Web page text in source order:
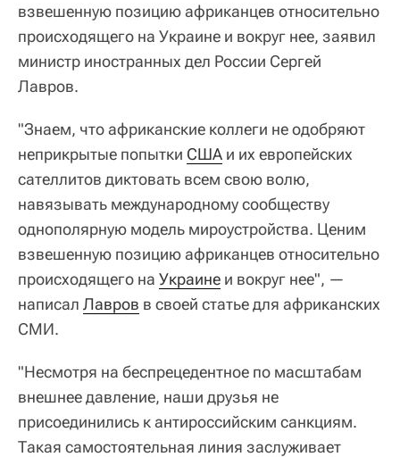
взвешенную позицию африканцев относительно
происходящего на Украине и вокруг нее, заявил
министр иностранных дел России Сергей
Лавров.
"Знаем, что африканские коллеги не одобряют
неприкрытые попытки США и их европейских
сателлитов диктовать всем свою волю,
навязывать международному сообществу
однополярную модель мироустройства. Ценим
взвешенную позицию африканцев относительно
происходящего на Украине и вокруг нее", —
написал Лавров в своей статье для африканских
СМИ.
"Несмотря на беспрецедентное по масштабам
внешнее давление, наши друзья не
присоединились к антироссийским санкциям.
Такая самостоятельная линия заслуживает